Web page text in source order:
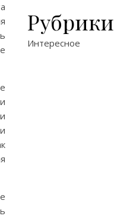
Рубрики
Интересное